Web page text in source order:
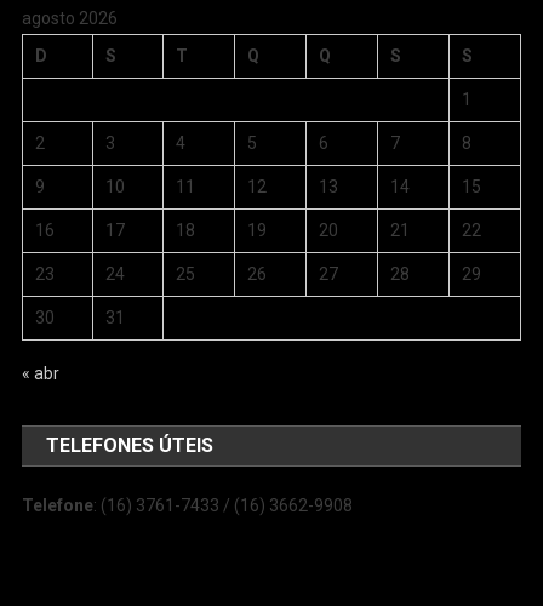
agosto 2026
D
S T Q Q S S
1
2 3 4 5 6 7 8
9 10 11 12 13 14 15
16 17 18 19 20 21 22
23 24 25 26 27 28 29
30 31
« abr
TELEFONES ÚTEIS
Telefone: (16) 3761-7433 / (16) 3662-9908